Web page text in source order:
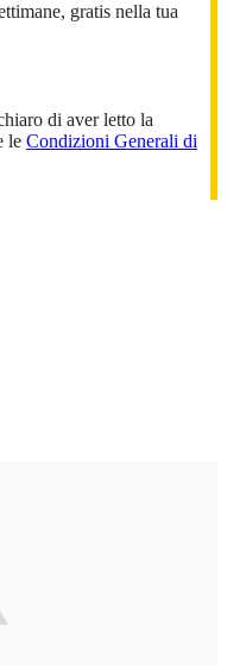
gratis nella tua
di aver letto la
le Condizioni Generali di